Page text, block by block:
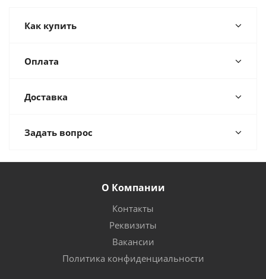
Как купить
Оплата
Доставка
Задать вопрос
О Компании
Контакты
Реквизиты
Вакансии
Политика конфиденциальности